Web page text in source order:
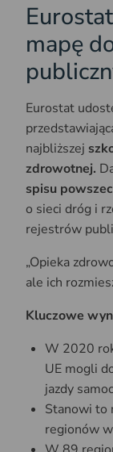
mapę
Eurostat
najbliższej
zdrowotnej.
spisu
o sieci dróg i
rejestrów
„Opieka
ale ich
Kluczowe
W 2020
UE mogli
jazdy
Stanowi to
regionów